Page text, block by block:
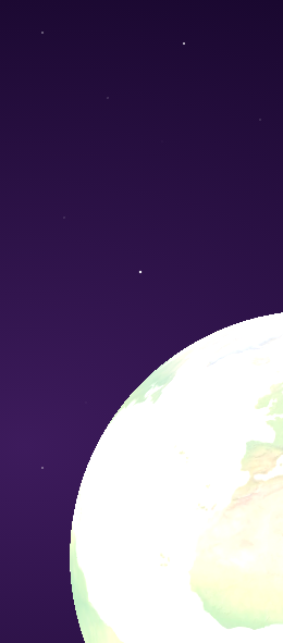
bicolor) - Conservation Nature